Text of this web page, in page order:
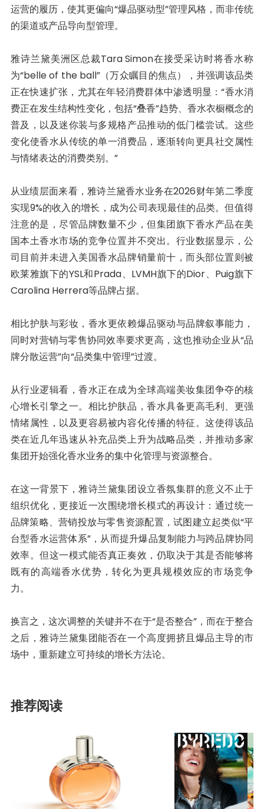
运营的履历，使其更偏向“爆品驱动型”管理风格，而非传统
的渠道或产品导向型管理。
雅诗兰黛美洲区总裁Tara Simon在接受采访时将香水称
为“belle of the ball”（万众瞩目的焦点），并强调该品类
正在快速扩张，尤其在年轻消费群体中渗透明显：“香水消
费正在发生结构性变化，包括“叠香”趋势、香水衣橱概念的
普及，以及迷你装与多规格产品推动的低门槛尝试。这些
变化使香水从传统的单一消费品，逐渐转向更具社交属性
与情绪表达的消费类别。”
从业绩层面来看，雅诗兰黛香水业务在2026财年第二季度
实现9%的收入的增长，成为公司表现最佳的品类。但值得
注意的是，尽管品牌数量不少，但集团旗下香水产品在美
国本土香水市场的竞争位置并不突出。行业数据显示，公
司目前并未进入美国香水品牌销量前十，而头部位置则被
欧莱雅旗下的YSL和Prada、LVMH旗下的Dior、Puig旗下
Carolina Herrera等品牌占据。
相比护肤与彩妆，香水更依赖爆品驱动与品牌叙事能力，
同时对营销与零售协同效率要求更高，这也推动企业从“品
牌分散运营”向“品类集中管理”过渡。
从行业逻辑看，香水正在成为全球高端美妆集团争夺的核
心增长引擎之一。相比护肤品，香水具备更高毛利、更强
情绪属性，以及更容易被内容化传播的特征。这使得该品
类在近几年迅速从补充品类上升为战略品类，并推动多家
集团开始强化香水业务的集中化管理与资源整合。
在这一背景下，雅诗兰黛集团设立香氛集群的意义不止于
组织优化，更接近一次围绕增长模式的再设计：通过统一
品牌策略、营销投放与零售资源配置，试图建立起类似“平
台型香水运营体系”，从而提升爆品复制能力与跨品牌协同
效率。但这一模式能否真正奏效，仍取决于其是否能够将
既有的高端香水优势，转化为更具规模效应的市场竞争
力。
换言之，这次调整的关键并不在于“是否整合”，而在于整合
之后，雅诗兰黛集团能否在一个高度拥挤且爆品主导的市
场中，重新建立可持续的增长方法论。
推荐阅读